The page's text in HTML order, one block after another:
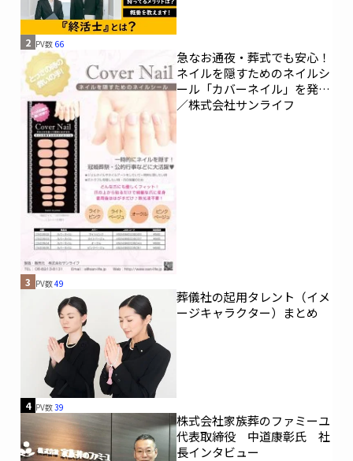
2 PV数 66
急なお通夜・葬式でも安心！
ネイルを隠すためのネイルシ
ール「カバーネイル」を発売
／株式会社サンライフ
3 PV数49
葬儀社の起用タレント（イメ
ージキャラクター）まとめ
4 PV数39
株式会社家族葬のファミーユ
代表取締役 中道康彰氏 社
長インタビュー